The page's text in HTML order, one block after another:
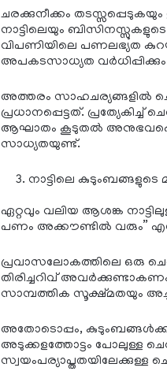
ചരക്കുനീക്കം
നാട്ടിലെയും
വിപണിയിലെ പണലഭ്യത
അപകടസാധ്യത
അത്തരം സാഹചര്യങ്ങളിൽ
പ്രധാനപ്പെട്ടത്.
ആഘാതം കൂടുതൽ
സാധ്യതയുണ്ട്.
നാട്ടിലെ
ഏറ്റവും വലിയ ആശങ്ക
പണം അക്കൗണ്ടിൽ വരും”
പ്രവാസലോകത്തിലെ ഒരു
തിരിച്ചറിവ്
സാമ്പത്തിക സൂക്ഷ്മതയും
അതോടൊപ്പം, കുടുംബങ്ങൾക്ക്
അടുക്കളത്തോട്ടം പോലുള്ള
സ്വയംപര്യാപ്തതയിലേക്കുള്ള